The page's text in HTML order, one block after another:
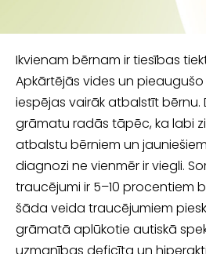
Ikvienam bērnam ir tiesības
Apkārtējās vides un
iespējas vairāk atbalstīt bērnu.
grāmatu radās tāpēc, ka labi
atbalstu bērniem un
diagnozi ne vienmēr ir viegli.
traucējumi ir 5–10 procentiem
šāda veida traucējumiem
grāmatā aplūkotie autiskā